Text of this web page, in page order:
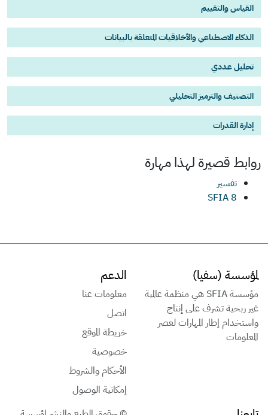
القياس والتقييم
الذكاء الاصطناعي والأخلاقيات المتعلقة بالبيانات
تحليل عددي
التصنيف والترميز التحليلي
إدارة القدرات
روابط قصيرة لهذامهارة
تفسير
SFIA 8
لمؤسسة (سفيا)
مؤسسة SFIA هي منظمة عالمية
غير ربحية تشرف على إنتاج
واستخدام إطار المهارات لعصر
المعلومات
الدعم
معلومات عنا
اتصل
خريطة الموقع
خصوصية
الأحكام والشروط
إمكانية الوصول